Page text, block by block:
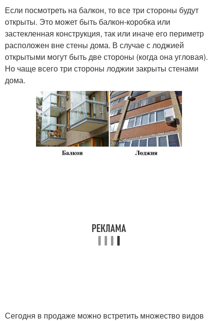
Если посмотреть на балкон, то все три стороны будут
открыты. Это может быть балкон-коробка или
застекленная конструкция, так или иначе его периметр
расположен вне стены дома. В случае с лоджией
открытыми могут быть две стороны (когда она угловая).
Но чаще всего три стороны лоджии закрыты стенами
дома.
Сегодня в продаже можно встретить множество видов